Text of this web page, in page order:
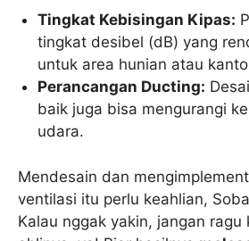
Tingkat Kebisingan Kipas:
tingkat desibel (dB) yang
untuk area hunian atau
Perancangan Ducting:
baik juga bisa mengurangi
udara.
Mendesain dan
ventilasi itu perlu keahlian,
Kalau nggak yakin, jangan ragu